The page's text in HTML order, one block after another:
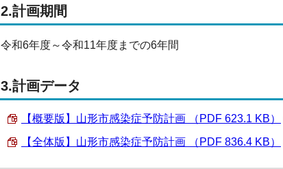
2.計画期間
令和6年度～令和11年度までの6年間
3.計画データ
【概要版】山形市感染症予防計画 （PDF 623.1 KB）
【全体版】山形市感染症予防計画 （PDF 836.4 KB）